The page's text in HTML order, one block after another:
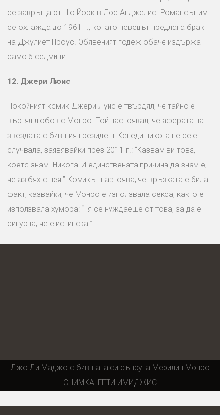
се завръща от Ню Йорк в Лос Анджелис. Романсът им
се охлажда до 1961 г., когато певецът предлага брак
на Джулиет Проус. Обявеният годеж обаче издържа
само 6 седмици.
12. Джери Люис
Покойният комик Джери Луис e твърдял, че тайно е
въртял любов с Монро. Той настоявал, че аферата на
звездата с бившия президент Кенеди никога не се е
случвала, заявявайки през 2011 г.: “Казвам ви това,
което знам. Никога! И единствената причина да знам е,
че аз бях с нея.” Комикът настоява, че връзката е била
факт, казвайки, че Монро е използвала секса, както е
използвала хумора: “Тя се нуждаеше от това, за да е
сигурна, че е истинска.”
Джо Ди Маджо с бившата си съпруга Мерилин Монро
СНИМКА: ГЕТИ ИМИДЖИС